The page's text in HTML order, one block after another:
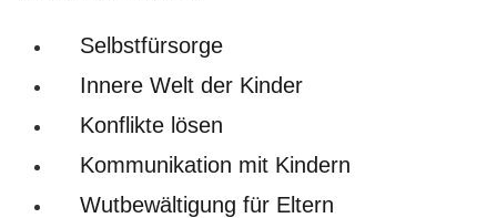
Selbstfürsorge
Innere Welt der Kinder
Konflikte lösen
Kommunikation mit Kindern
Wutbewältigung für Eltern